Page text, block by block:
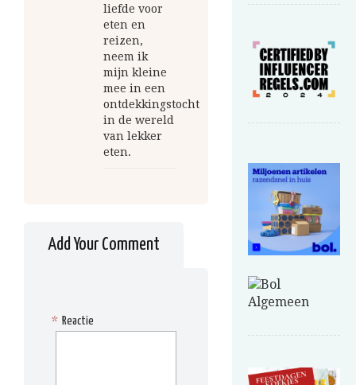
liefde voor
eten en
reizen,
neem ik
mijn kleine
mee in een
ontdekkingstocht
in de wereld
van lekker
eten.
Add Your Comment
Reactie
*